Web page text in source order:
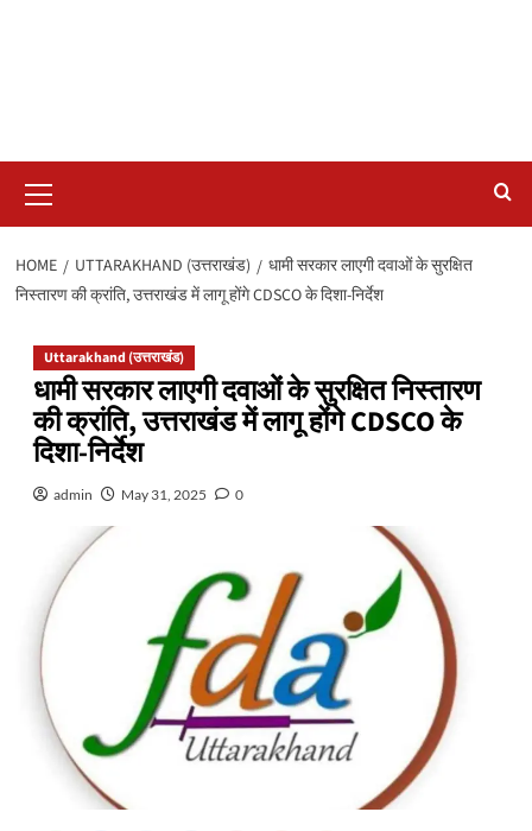
Menu
HOME UTTARAKHAND (उत्तराखंड)
धामी सरकार लाएगी दवाओं के सुरक्षित
निस्तारण की क्रांति, उत्तराखंड में लागू होंगे CDSCO के दिशा-निर्देश
Uttarakhand (उत्तराखंड)
धामी सरकार लाएगी दवाओं के सुरक्षित निस्तारण
की क्रांति, उत्तराखंड में लागू होंगे CDSCO के
दिशा-निर्देश
admin May 31, 2025 0